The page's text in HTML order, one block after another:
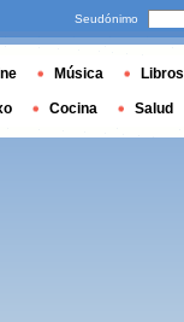
Seudónimo
Música Libros
Cocina Salud